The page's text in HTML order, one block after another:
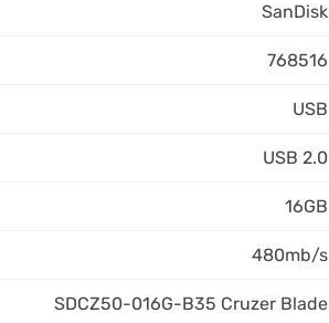
SanDisk
768516
USB
USB 2.0
16GB
480mb/s
SDCZ50-016G-B35 Cruzer Blade